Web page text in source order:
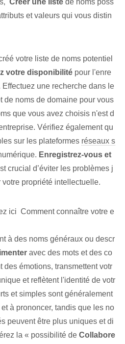
Créer une liste de ⁣noms poss
et valeurs qui vous distin
votre liste de noms potentiel
votre disponibilité pour l'enre
une recherche dans le
de noms de domaine pour vous
que vous avez choisis n'est d
Vérifiez également qu
sur les plateformes réseaux s
Enregistrez-vous et
crucial d’éviter les problèmes j
propriété intellectuelle.
ici Comment connaître votre e
à des noms généraux ou descr
avec des mots et des co
des émotions, transmettent votr
et reflètent l'identité de votr
et simples‌ sont généralement
à prononcer, tandis que les no
peuvent être⁤ plus uniques et di
la « possibilité de Collabore